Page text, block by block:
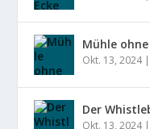
Mühle
Okt. 13, 2024|
Der
Okt. 13, 2024|